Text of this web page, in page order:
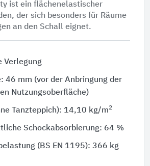
ist ein flächenelastischer
der sich besonders für Räume
an den Schall eignet.
Verlegung
46 mm (vor der Anbringung der
Nutzungsoberfläche)
Tanzteppich): 14,10 kg/m2
Schockabsorbierung: 64 %
(BS EN 1195): 366 kg